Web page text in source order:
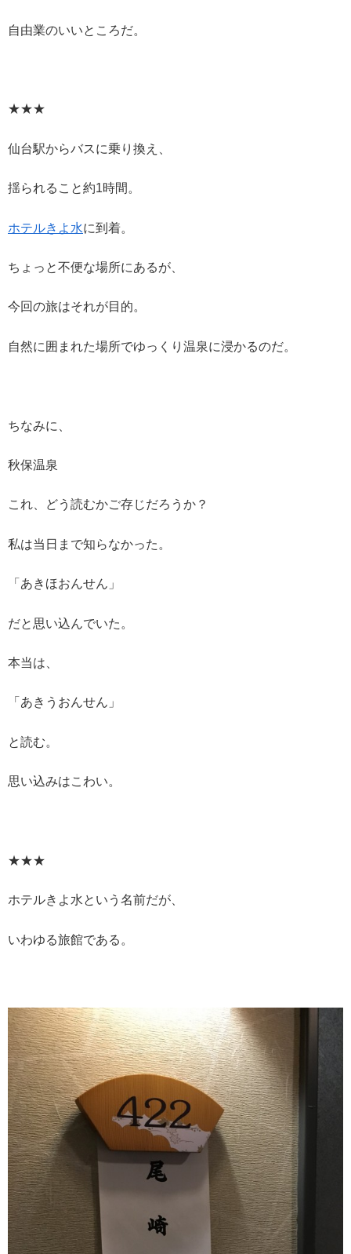
自由業のいいところだ。
★★★
仙台駅からバスに乗り換え、
揺られること約1時間。
ホテルきよ水に到着。
ちょっと不便な場所にあるが、
今回の旅はそれが目的。
自然に囲まれた場所でゆっくり温泉に浸かるのだ。
ちなみに、
秋保温泉
これ、どう読むかご存じだろうか？
私は当日まで知らなかった。
「あきほおんせん」
だと思い込んでいた。
本当は、
「あきうおんせん」
と読む。
思い込みはこわい。
★★★
ホテルきよ水という名前だが、
いわゆる旅館である。